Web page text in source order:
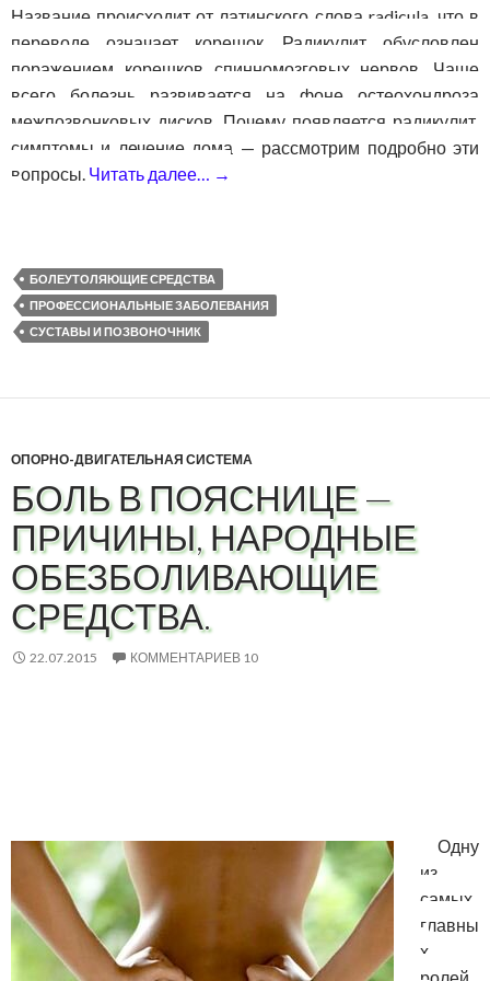
Название происходит от латинского слова radicula, что в
переводе означает корешок. Радикулит обусловлен
поражением корешков спинномозговых нервов. Чаще
всего болезнь развивается на фоне остеохондроза
межпозвонковых дисков. Почему появляется радикулит,
симптомы и лечение дома — рассмотрим подробно эти
вопросы. Читать далее… →
БОЛЕУТОЛЯЮЩИЕ СРЕДСТВА
ПРОФЕССИОНАЛЬНЫЕ ЗАБОЛЕВАНИЯ
СУСТАВЫ И ПОЗВОНОЧНИК
ОПОРНО-ДВИГАТЕЛЬНАЯ СИСТЕМА
БОЛЬ В ПОЯСНИЦЕ —
ПРИЧИНЫ, НАРОДНЫЕ
ОБЕЗБОЛИВАЮЩИЕ
СРЕДСТВА.
22.07.2015 КОММЕНТАРИЕВ 10
Одну
из
самых
главны
х